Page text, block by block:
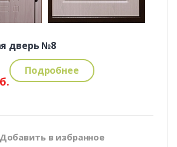
дверь №8
Подробнее
Добавить в избранное